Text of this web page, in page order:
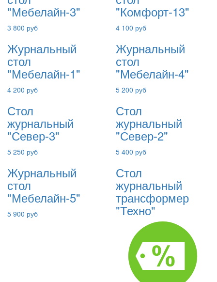
"Мебелайн-3"
3 800 руб
"Комфорт-13"
4 100 руб
Журнальный
стол
"Мебелайн-1"
4 200 руб
Журнальный
стол
"Мебелайн-4"
5 200 руб
Стол
журнальный
"Север-3"
5 250 руб
Стол
журнальный
"Север-2"
5 400 руб
Журнальный
стол
"Мебелайн-5"
5 900 руб
Стол
журнальный
трансформер
"Техно"